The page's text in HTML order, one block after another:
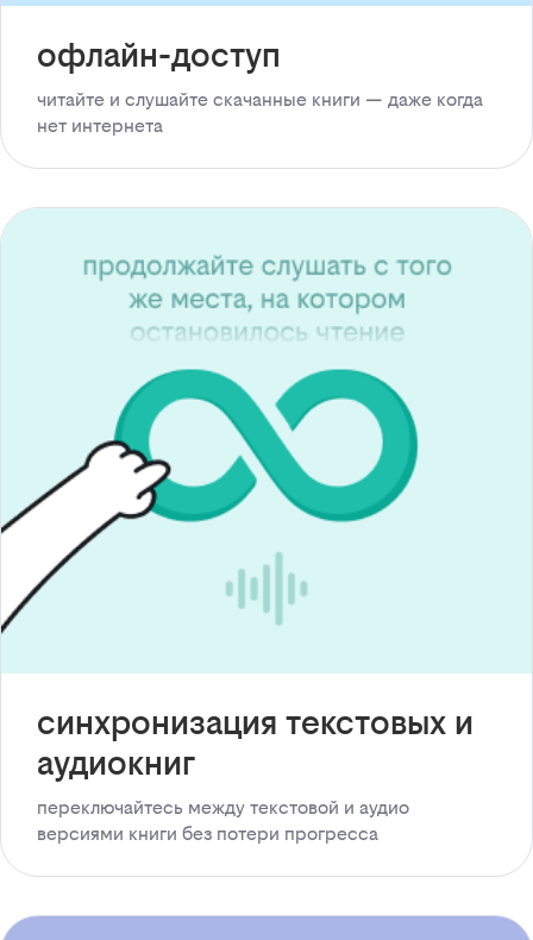
офлайн-доступ
читайте и слушайте скачанные книги — даже когда
нет интернета
синхронизация текстовых и
аудиокниг
переключайтесь между текстовой и аудио
версиями книги без потери прогресса